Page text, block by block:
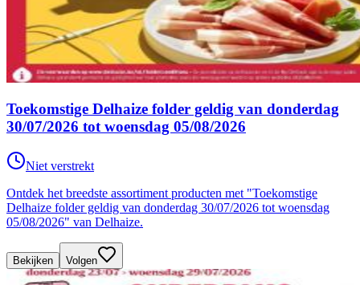
Toekomstige Delhaize folder geldig van donderdag
30/07/2026 tot woensdag 05/08/2026
Niet verstrekt
Ontdek het breedste assortiment producten met "Toekomstige
Delhaize folder geldig van donderdag 30/07/2026 tot woensdag
05/08/2026" van Delhaize.
Bekijken Volgen